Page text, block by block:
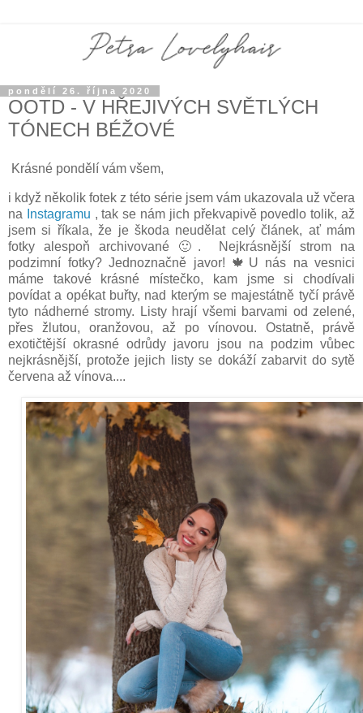
pondělí 26. října 2020
OOTD - V HŘEJIVÝCH SVĚTLÝCH
TÓNECH BÉŽOVÉ
Krásné pondělí vám všem,
i když několik fotek z této série jsem vám ukazovala už včera
na
Instagramu , tak se nám jich překvapivě povedlo tolik, až
jsem si říkala, že je škoda neudělat celý článek, ať mám
fotky alespoň archivované 🙂. Nejkrásnější strom na
podzimní fotky? Jednoznačně javor! 🍁U nás na vesnici
máme takové krásné místečko, kam jsme si chodívali
povídat a opékat buřty, nad kterým se majestátně tyčí právě
tyto nádherné stromy. Listy hrají všemi barvami od zelené,
přes žlutou, oranžovou, až po vínovou. Ostatně, právě
exotičtější okrasné odrůdy javoru jsou na podzim vůbec
nejkrásnější, protože jejich listy se dokáží zabarvit do sytě
červena až vínova....